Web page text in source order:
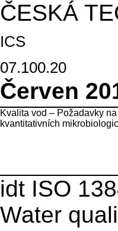
ČESKÁ
ICS
07.100.20
Červen
Kvalita vod – Požadavky
kvantitativních
idt ISO
Water